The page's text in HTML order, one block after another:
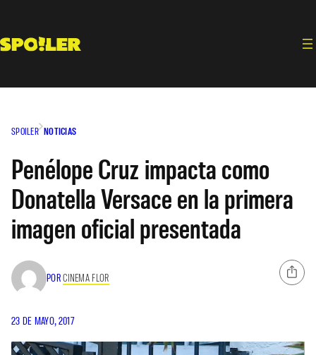
contenido
SPOILER NOTICIAS
Penélope Cruz impacta como
Donatella Versace en la primera
imagen oficial presentada
PORCINEMA FLOR
23 DE MAYO, 2017